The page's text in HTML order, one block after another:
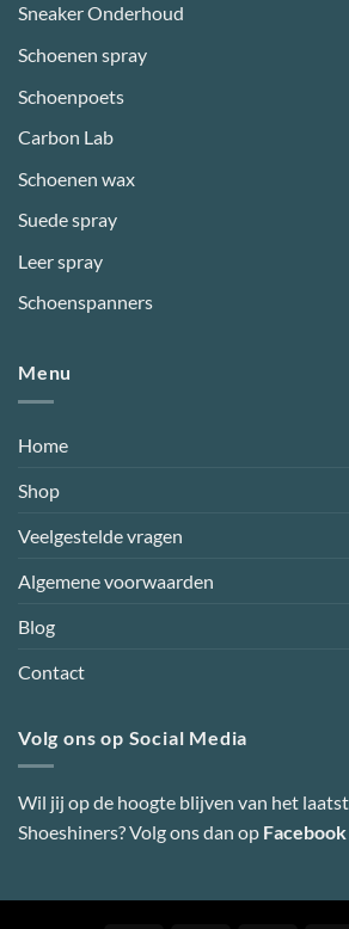
Sneaker Onderhoud
Schoenen spray
Schoenpoets
Carbon Lab
Schoenen wax
Suede spray
Leer spray
Schoenspanners
Menu
Home
Shop
Veelgestelde vragen
Algemene voorwaarden
Blog
Contact
Volg ons op Social Media
Wil jij op de hoogte blijven van het
Shoeshiners? Volg ons dan op Facebook